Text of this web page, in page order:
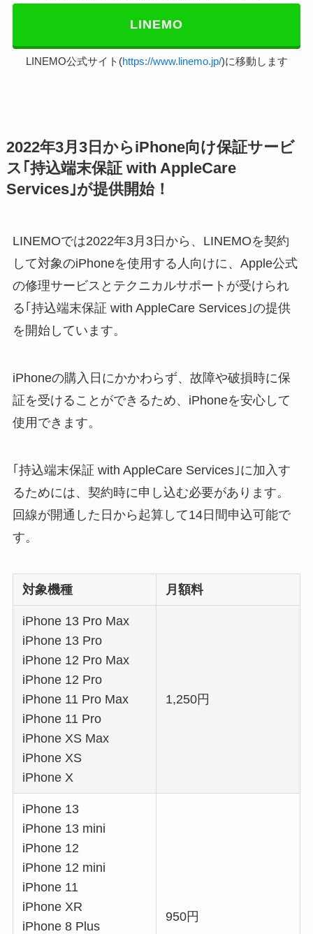
LINEMO
LINEMO公式サイト(https://www.linemo.jp/)に移動します
2022年3月3日からiPhone向け保証サービ
ス｢持込端末保証 with AppleCare
Services｣が提供開始！
LINEMOでは2022年3月3日から、LINEMOを契約
して対象のiPhoneを使用する人向けに、Apple公式
の修理サービスとテクニカルサポートが受けられ
る｢持込端末保証 with AppleCare Services｣の提供
を開始しています。
iPhoneの購入日にかかわらず、故障や破損時に保
証を受けることができるため、iPhoneを安心して
使用できます。
｢持込端末保証 with AppleCare Services｣に加入す
るためには、契約時に申し込む必要があります。
回線が開通した日から起算して14日間申込可能で
す。
対象機種 月額料
iPhone 13 Pro Max
iPhone 13 Pro
iPhone 12 Pro Max
iPhone 12 Pro
iPhone 11 Pro Max
iPhone 11 Pro
iPhone XS Max
iPhone XS
iPhone X
1,250円
iPhone 13
iPhone 13 mini
iPhone 12
iPhone 12 mini
iPhone 11
iPhone XR
iPhone 8 Plus
950円